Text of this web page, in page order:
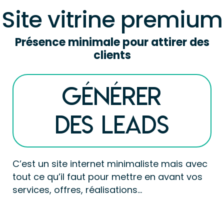
Site vitrine premium
Présence minimale pour attirer des
clients
Générer
des Leads
C’est un site internet minimaliste mais avec
tout ce qu’il faut pour mettre en avant vos
services, offres, réalisations…